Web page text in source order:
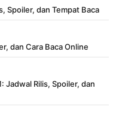
Spoiler, dan Tempat Baca
dan Cara Baca Online
Jadwal Rilis, Spoiler, dan